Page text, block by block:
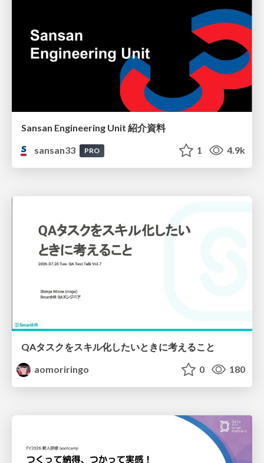
Sansan Engineering Unit 紹介資料
sansan33
PRO 1 4.9k
QAタスクをスキル化したいときに考えること
aomoriringo
0 180